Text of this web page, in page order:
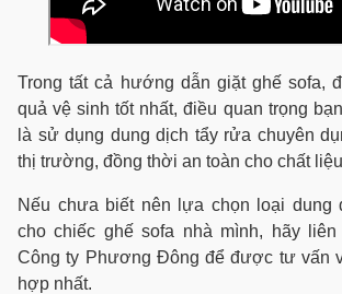
Trong tất cả hướng dẫn giặt ghế sofa,
quả vệ sinh tốt nhất, điều quan trọng
là sử dụng dung dịch tẩy rửa chuyên
thị trường, đồng thời an toàn cho chất
Nếu chưa biết nên lựa chọn loại dung
cho chiếc ghế sofa nhà mình, hãy
Công ty Phương Đông để được tư vấn
hợp nhất.